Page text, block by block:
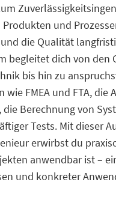
und
die Qualität
begleitet dich von den
bis hin zu
FMEA und FTA, die
Berechnung von
Tests. Mit dieser
erwirbst du
anwendbar ist –
und konkreter